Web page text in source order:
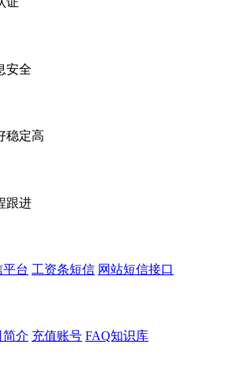
安全
稳定高
跟进
台 工资条短信 网站短信接口
简介 充值账号 FAQ知识库